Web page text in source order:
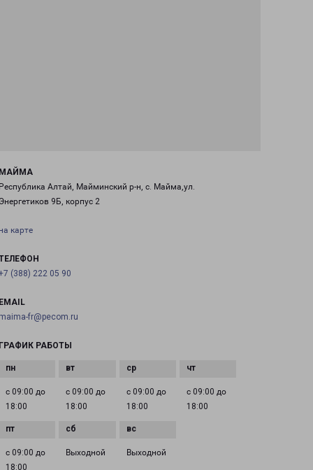
Алтай, Майминский р-н, с. Майма,ул.
9Б, корпус 2
карте
(388) 222 05 90
fr@pecom.ru
РАБОТЫ
с 09:00 до
18:00
с 09:00 до
18:00
с 09:00 до
18:00
с 09:00 до
18:00
с 09:00 до
18:00
Выходной Выходной